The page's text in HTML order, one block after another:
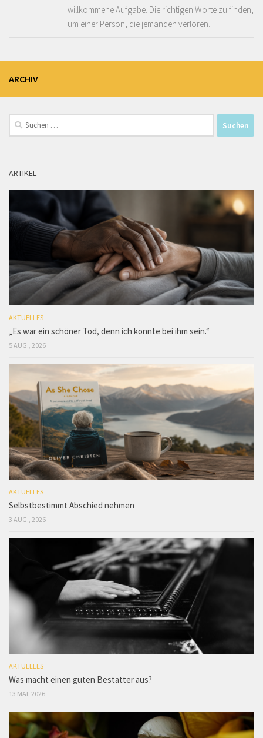
willkommene Aufgabe. Die richtigen Worte zu finden,
um einer Person, die jemanden verloren...
ARCHIV
Suchen
nach:
ARTIKEL
AKTUELLES
„Es war ein schöner Tod, denn ich konnte bei ihm sein.“
5 AUG., 2026
AKTUELLES
Selbstbestimmt Abschied nehmen
3 AUG., 2026
AKTUELLES
Was macht einen guten Bestatter aus?
13 MAI, 2026